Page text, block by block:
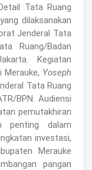
Tata Ruang
dilaksanakan
Jenderal Tata
Ruang/Badan
Kegiatan
Yoseph
Tata Ruang
BPN. Audiensi
pemutakhiran
penting dalam
investasi,
Merauke
pangan